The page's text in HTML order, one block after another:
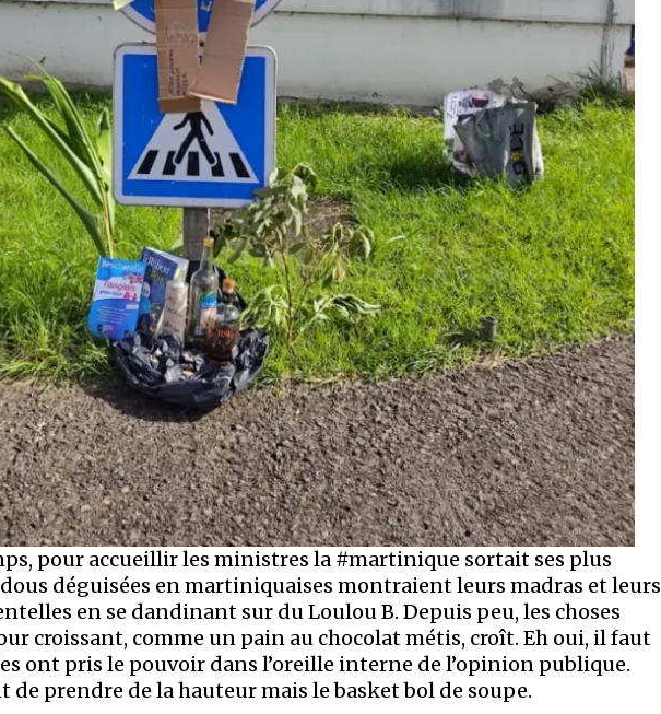
pour accueillir les ministres la #martinique sortait ses plus
déguisées en martiniquaises montraient leurs madras et leurs
en se dandinant sur du Loulou B. Depuis peu, les choses
croissant, comme un pain au chocolat métis, croît. Eh oui, il faut
ont pris le pouvoir dans l’oreille interne de l’opinion publique.
prendre de la hauteur mais le basket bol de soupe.